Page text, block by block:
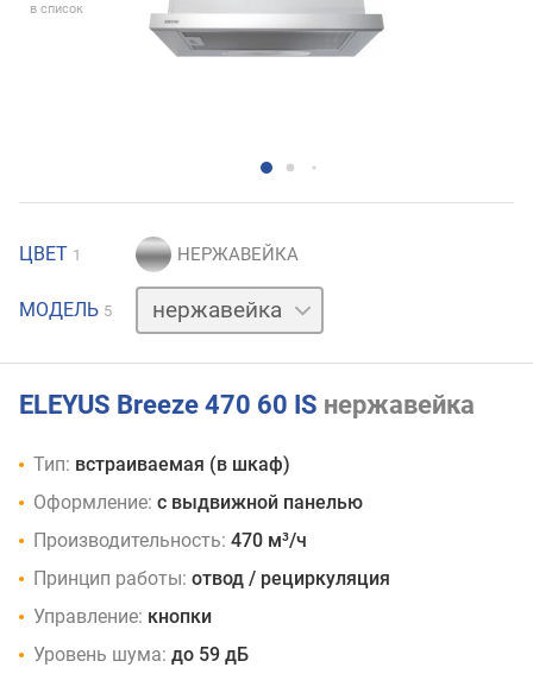
в список
ЦВЕТ 1
МОДЕЛЬ 5
бежевый
белый
ELEYUS Breeze 470 60 IS нержавейка
Тип: встраиваемая (в шкаф)
Оформление: с выдвижной панелью
Производительность: 470 м³/ч
Принцип работы: отвод / рециркуляция
Управление: кнопки
Уровень шума: до 59 дБ